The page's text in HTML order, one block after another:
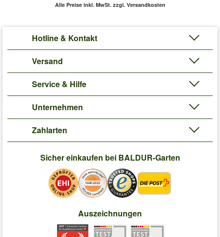
Alle Preise inkl. MwSt. zzgl. Versandkosten
Hotline & Kontakt
Versand
Service & Hilfe
Unternehmen
Zahlarten
Sicher einkaufen bei BALDUR-Garten
Auszeichnungen